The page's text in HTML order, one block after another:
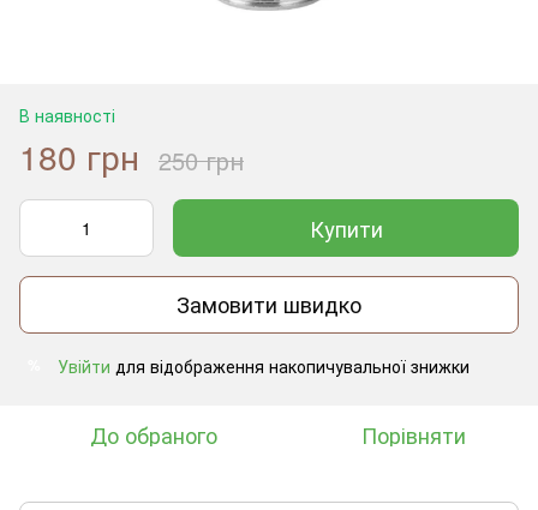
В наявності
180 грн 250 грн
Купити
Замовити швидко
Увійти для відображення накопичувальної знижки
До обраного Порівняти